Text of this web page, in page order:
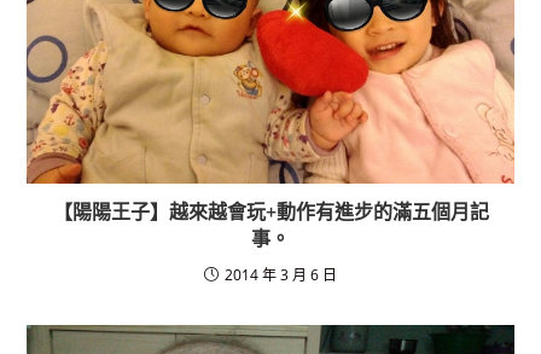
k
【陽陽王子】越來越會玩+動作有進步的滿五個月記
事。
2014 年 3 月 6 日